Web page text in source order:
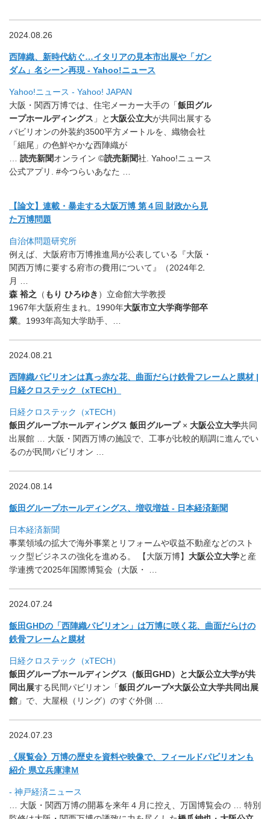
2024.08.26
西陣織、新時代紡ぐ…イタリアの見本市出展や「ガン
ダム」 名シーン再現 - Yahoo!ニュース
Yahoo!ニュース - Yahoo! JAPAN
大阪・関西万博では、住宅メーカー大手の「飯田グル
ープホールディングス 」と 大阪公立大が共同出展する
パビリオンの外装約3500平方メートルを、織物会社
「細尾」の色鮮やかな西陣織が
… 読売新聞オンライン ©読売新聞社. Yahoo!ニュース
公式アプリ. #今つらいあなた …
【論文】連載・暴走する大阪万博 第４回 財政から見
た万博問題
自治体問題研究所
例えば、大阪府市万博推進局が公表している『大阪・
関西万博に要する府市の費用について』（2024年⒉
月 …
森 裕之 （ もり ひろゆき ）立命館大学教授
1967年大阪府生まれ。1990年大阪市立大学商学部卒
業。1993年高知大学助手、…
2024.08.21
西陣織パビリオンは真っ赤な花、曲面だらけ鉄骨フレームと膜材 |
日経クロステック（xTECH）
日経クロステック（xTECH）
飯田グループホールディングス 飯田グループ× 大阪公立大学共同
出展館 … 大阪・関西万博の施設で、 工事が比較的順調に進んでい
るのが民間パビリオン …
2024.08.14
飯田グループホールディングス、増収増益 - 日本経済新聞
日本経済新聞
事業領域の拡大で海外事業とリフォームや収益不動産などのスト
ック型ビジネスの強化を進める。 【大阪万博】 大阪公立大学と産
学連携で2025年国際博覧会（大阪・ …
2024.07.24
飯田GHDの「西陣織パビリオン」は万博に咲く花、 曲面だらけの
鉄骨フレームと膜材
日経クロステック（xTECH）
飯田グループホールディングス（飯田GHD）と大阪公立大学が共
同出展する民間パビリオン「飯田グループ×大阪公立大学共同出展
館 」で、大屋根（リング）のすぐ外側 …
2024.07.23
《展覧会》万博の歴史を資料や映像で、 フィールドパビリオンも
紹介 県立兵庫津Ｍ
- 神戸経済ニュース
… 大阪・関西万博の開幕を来年４月に控え、万国博覧会の … 特別